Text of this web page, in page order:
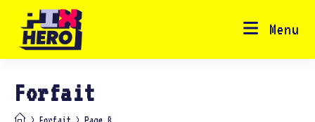
content
Menu
Forfait